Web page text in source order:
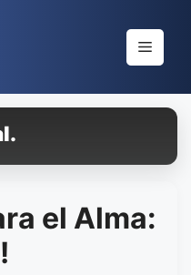
Menú
el Alma: